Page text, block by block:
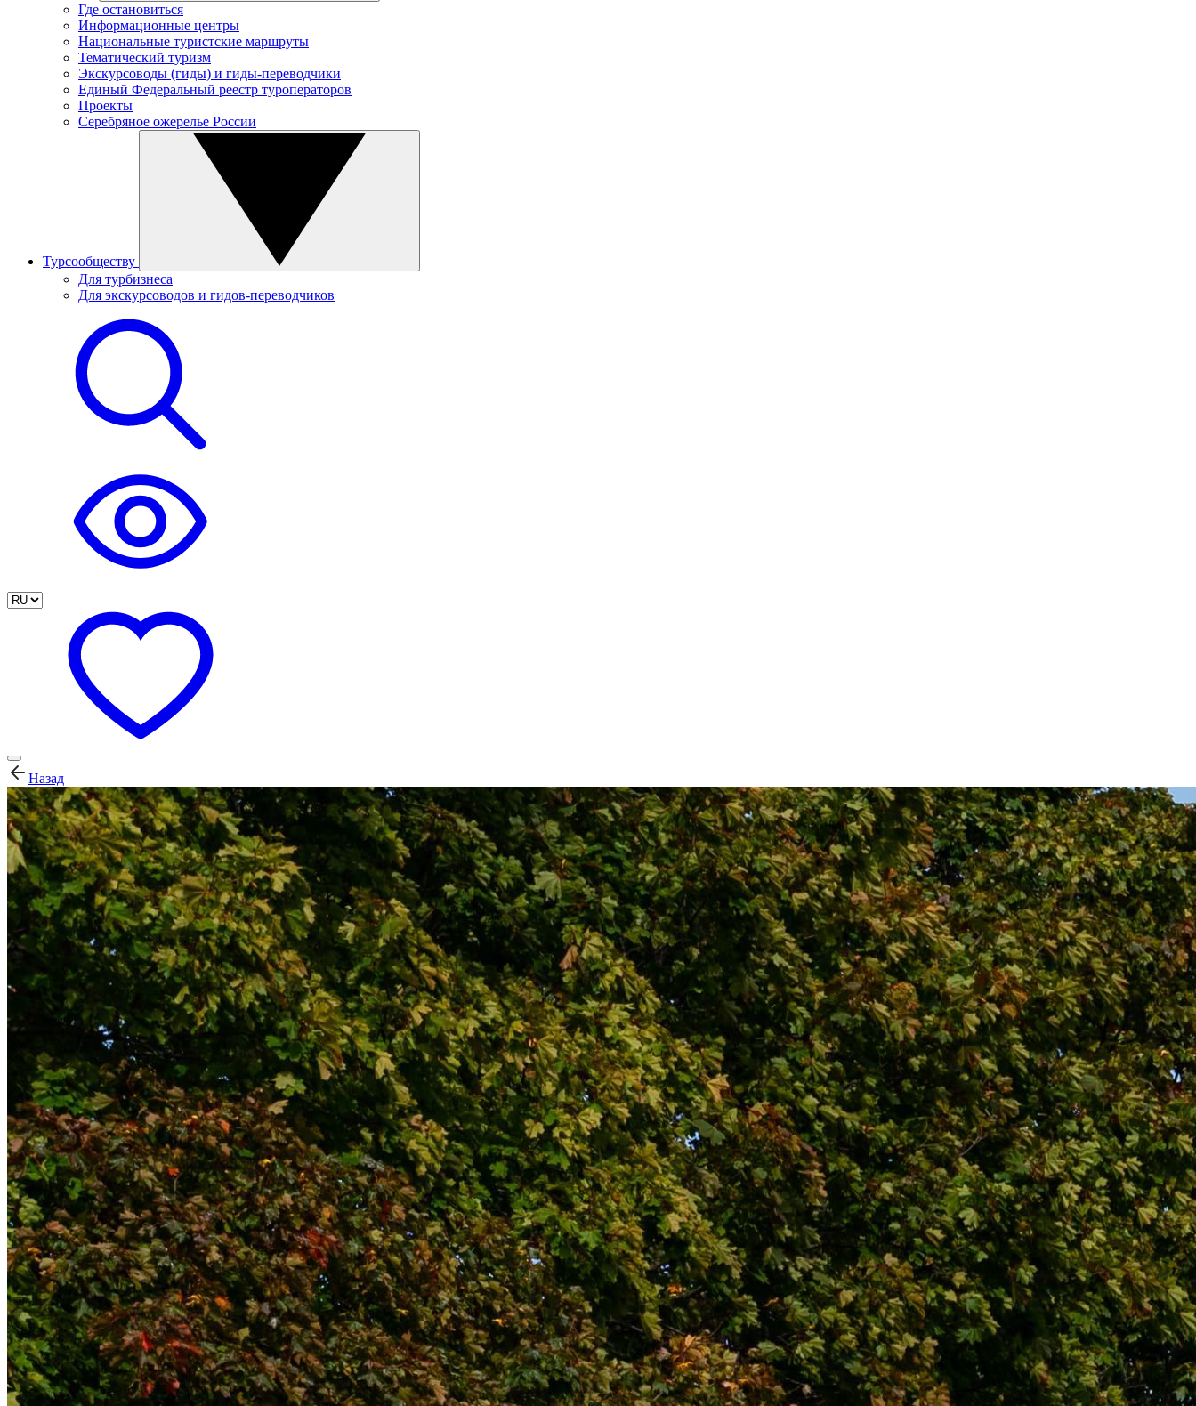
Где остановиться
Информационные центры
Национальные туристские маршруты
Тематический туризм
Экскурсоводы (гиды) и гиды-переводчики
Единый Федеральный реестр туроператоров
Проекты
Серебряное ожерелье России
Турсообществу
Для турбизнеса
Для экскурсоводов и гидов-переводчиков
Назад